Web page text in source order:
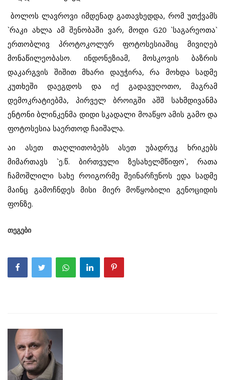
ბოლოს ლავროვი იმდენად გათავხედდა, რომ უთქვამს
`რაკი ახლა ამ შენობაში ვარ, მოდი G20 `საგარეოთა`
ერთობლივ პროტოკოლურ ფოტოსესიაშიც მივიღებ
მონაწილეობასო. ინდონეზიამ, მოსკოვის ბაზრის
დაკარგვის შიშით მხარი დაუჭირა, რა მოხდა სადმე
კუთხეში დაეგდოს და იქ გადავუღოთო, მაგრამ
დემოკრატიებმა, პირველ ბროიგში აშშ სახმდივანმა
ენტონი ბლინკენმა დიდი სკადალი მოაწყო ამის გამო და
ფოტოსესია საერთოდ ჩაიშალა.
აი ასეთ თაღლითობებს ასეთ უბადრუკ ხრიკებს
მიმართავს `ე.წ. ბირთვული ზესახელმწიფო`, რათა
ჩამოშლილი სახე როიგორმე შეინარჩუნოს ედა სადმე
მაინც გამოჩნდეს მისი მიერ მოწყობილი გენოციდის
ფონზე.
თეგები